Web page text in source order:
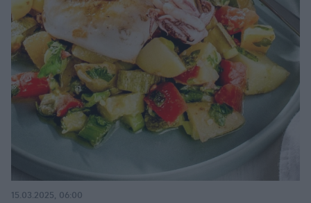
15.03.2025, 06:00